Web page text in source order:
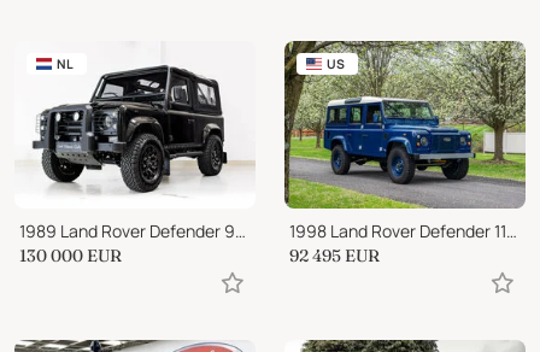
NL
1989 Land Rover Defender 90 Tophat V8
130 000 EUR
US
1998 Land Rover Defender 110 Td5 2.5L 5-Cyl Turbo Diesel
92 495 EUR